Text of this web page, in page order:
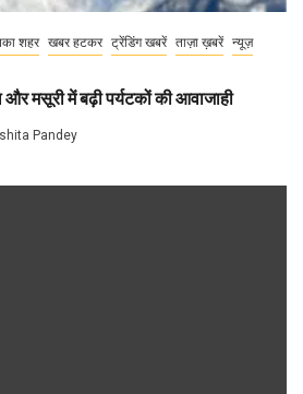
शहर खबर हटकर ट्रेंडिंग खबरें ताज़ा ख़बरें न्यूज़
मसूरी में बढ़ी पर्यटकों की आवाजाही
Pandey